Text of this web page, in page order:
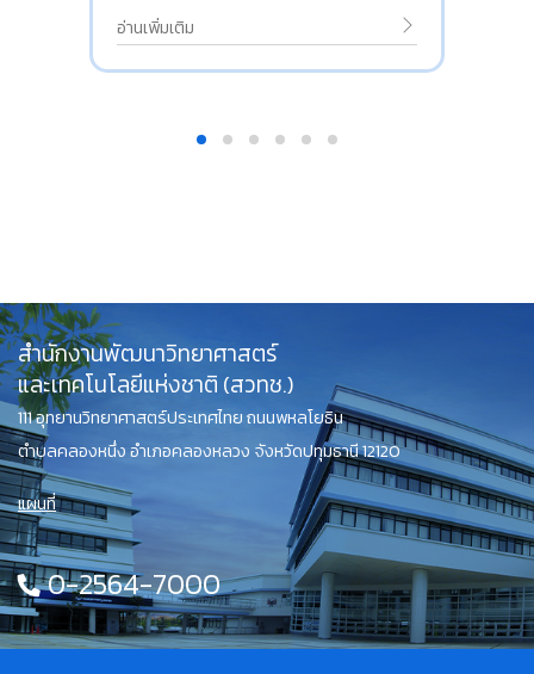
อ่านเพิ่มเติม
สำนักงานพัฒนาวิทยาศาสตร์
และเทคโนโลยีแห่งชาติ (สวทช.)
111 อุทยานวิทยาศาสตร์ประเทศไทย ถนนพหลโยธิน
ตำบลคลองหนึ่ง อำเภอคลองหลวง จังหวัดปทุมธานี 12120
แผนที่
0-2564-7000